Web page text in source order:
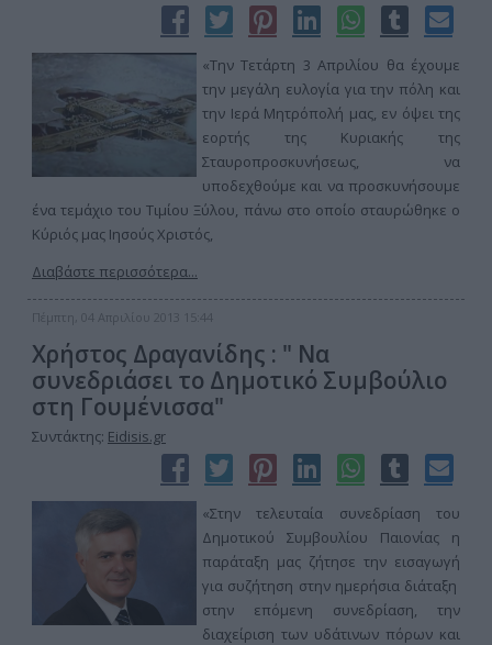
«Την Τετάρτη 3 Απριλίου θα έχουμε
την μεγάλη ευλογία για την πόλη και
την Ιερά Μητρόπολή μας, εν όψει της
εορτής της Κυριακής της
Σταυροπροσκυνήσεως, να
υποδεχθούμε και να προσκυνήσουμε
ένα τεμάχιο του Τιμίου Ξύλου, πάνω στο οποίο σταυρώθηκε ο
Κύριός μας Ιησούς Χριστός,
Διαβάστε περισσότερα...
Πέμπτη, 04 Απριλίου 2013 15:44
Χρήστος Δραγανίδης : " Να
συνεδριάσει το Δημοτικό Συμβούλιο
στη Γουμένισσα"
Συντάκτης: Eidisis.gr
«Στην τελευταία συνεδρίαση του
Δημοτικού Συμβουλίου Παιονίας η
παράταξη μας ζήτησε την εισαγωγή
για συζήτηση στην ημερήσια διάταξη
στην επόμενη συνεδρίαση, την
διαχείριση των υδάτινων πόρων και